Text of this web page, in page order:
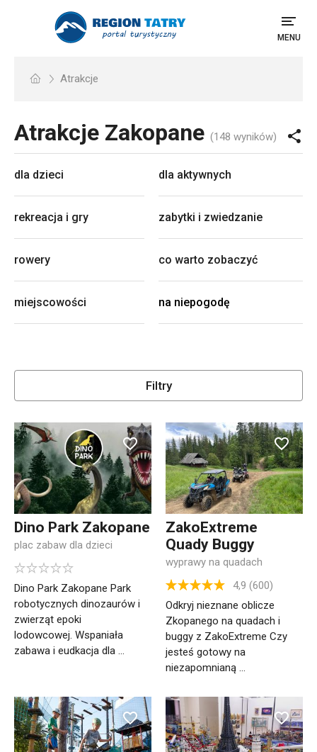
MENU
Atrakcje
Atrakcje Zakopane (148 wyników)
dla dzieci dla aktywnych
rekreacja i gry zabytki i zwiedzanie
rowery co warto zobaczyć
miejscowości na niepogodę
Filtry
Dino Park Zakopane
plac zabaw dla dzieci
Dino Park Zakopane Park
robotycznych dinozaurów i
zwierząt epoki
lodowcowej. Wspaniała
zabawa i eudkacja dla ...
ZakoExtreme
Quady Buggy
wyprawy na quadach
4,9 (600)
Odkryj nieznane oblicze
Zkopanego na quadach i
buggy z ZakoExtreme Czy
jesteś gotowy na
niezapomnianą ...